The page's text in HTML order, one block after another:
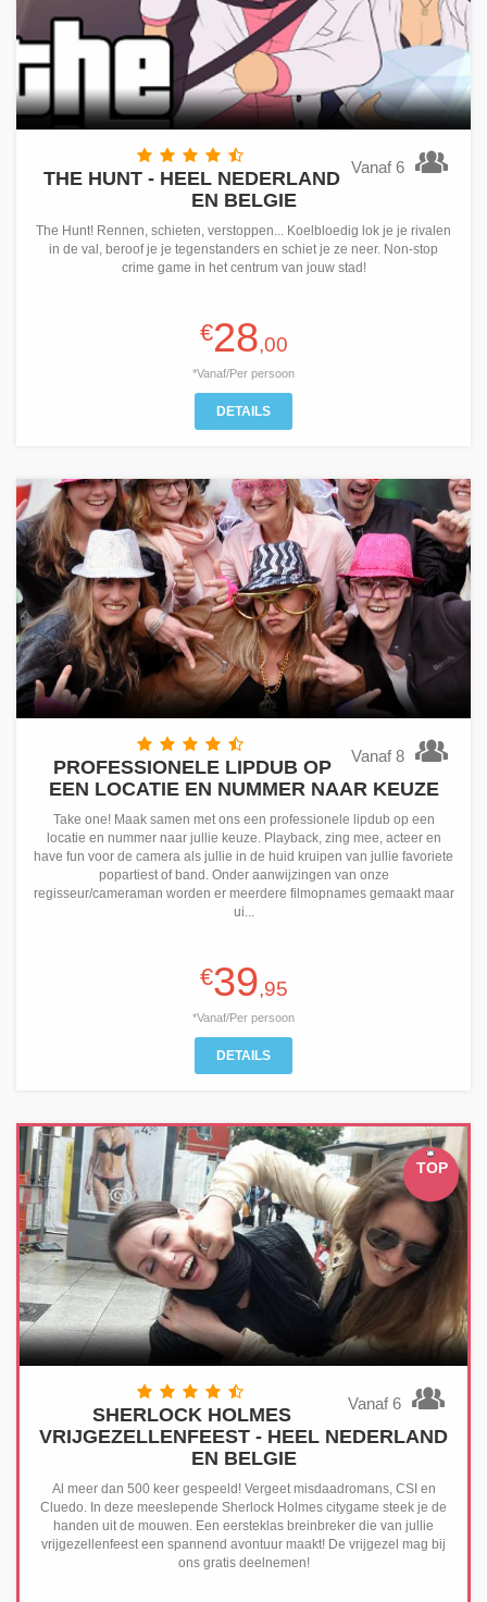
Vanaf 6
THE HUNT - HEEL NEDERLAND
EN BELGIE
The Hunt! Rennen, schieten, verstoppen... Koelbloedig lok je je rivalen
in de val, beroof je je tegenstanders en schiet je ze neer. Non-stop
crime game in het centrum van jouw stad!
€28,00
*Vanaf/Per persoon
DETAILS
Vanaf 8
PROFESSIONELE LIPDUB OP
EEN LOCATIE EN NUMMER NAAR KEUZE
Take one! Maak samen met ons een professionele lipdub op een
locatie en nummer naar jullie keuze. Playback, zing mee, acteer en
have fun voor de camera als jullie in de huid kruipen van jullie favoriete
popartiest of band. Onder aanwijzingen van onze
regisseur/cameraman worden er meerdere filmopnames gemaakt maar
ui...
€39,95
*Vanaf/Per persoon
DETAILS
TOP
Vanaf 6
SHERLOCK HOLMES
VRIJGEZELLENFEEST - HEEL NEDERLAND
EN BELGIE
Al meer dan 500 keer gespeeld! Vergeet misdaadromans, CSI en
Cluedo. In deze meeslepende Sherlock Holmes citygame steek je de
handen uit de mouwen. Een eersteklas breinbreker die van jullie
vrijgezellenfeest een spannend avontuur maakt! De vrijgezel mag bij
ons gratis deelnemen!